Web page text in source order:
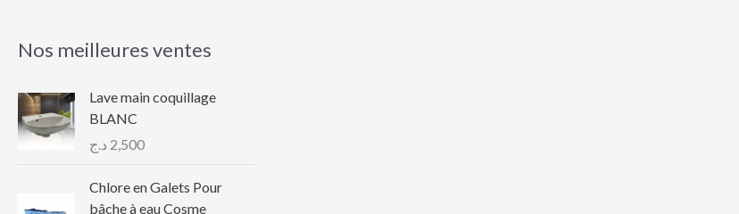
Nos meilleures ventes
Lave main coquillage
BLANC
2,500 د.ج
Chlore en Galets Pour
bâche à eau Cosme